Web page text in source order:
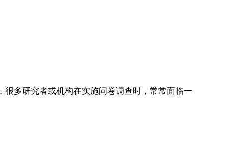
多研究者或机构在实施问卷调查时，常常面临一